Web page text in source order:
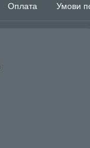
Оплата Умови